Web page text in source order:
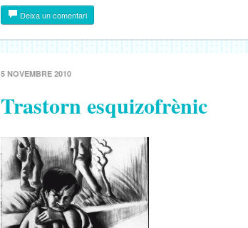
Deixa un comentari
5 NOVEMBRE 2010
Trastorn esquizofrènic